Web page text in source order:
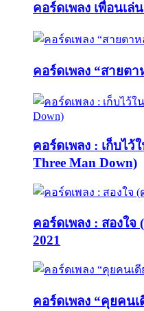
คอร์ดเพลง เพื่อนเล่
คอร์ดเพลง “สายต
คอร์ดเพลง : เก็บไว้
Three Man Down)
คอร์ดเพลง : สองใจ
2021
คอร์ดเพลง “คุยคนเ